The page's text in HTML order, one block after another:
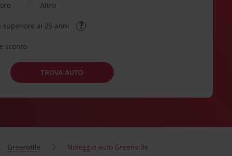
Altro
superiore ai 25 anni
sconto
TROVA AUTO
Greenville Noleggio auto Greenville